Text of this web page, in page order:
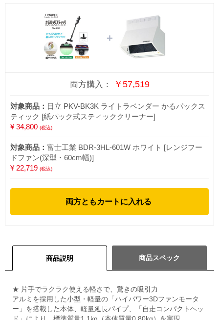
＋
両方購入： ￥ 57,519
対象商品： 日立 PKV-BK3K ライトラベンダー かるパックス
ティック [紙パック式スティッククリーナー]
¥ 34,800 (税込)
対象商品： 富士工業 BDR-3HL-601W ホワイト [レンジフー
ドファン(深型・60cm幅)]
¥ 22,719 (税込)
両方ともカートに入れる
商品説明 商品スペック
★ 片手でラクラク使える軽さで、驚きの吸引力
アルミを採用した小型・軽量の「ハイパワー3Dファンモータ
ー」を搭載した本体、軽量延長パイプ、「自走コンパクトヘッ
ド」により、標準質量1.1kg（本体質量0.80kg）を実現。